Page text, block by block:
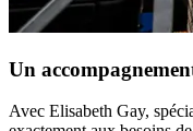
Un
Avec Elisabeth Gay,